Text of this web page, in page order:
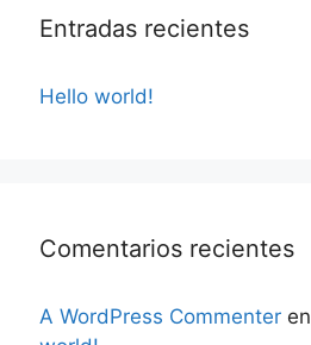
Entradas recientes
Hello world!
Comentarios recientes
A WordPress Commenter en